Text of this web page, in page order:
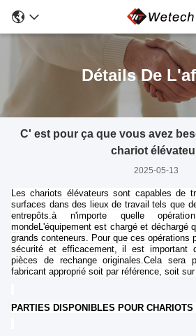
Détails De
C' est pour ça que vous avez
chariot
2025-05-13
Les chariots élévateurs sont capables de
surfaces dans des lieux de travail tels que
entrepôts.à n'importe quelle
mondeL'équipement est chargé et déchargé
grands conteneurs. Pour que ces opérations
sécurité et efficacement, il est important
pièces de rechange originales.Cela sera
fabricant approprié soit par référence, soit
PARTIES DISPONIBLES POUR CHARIOTS